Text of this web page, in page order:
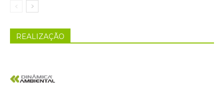
REALIZAÇÃO